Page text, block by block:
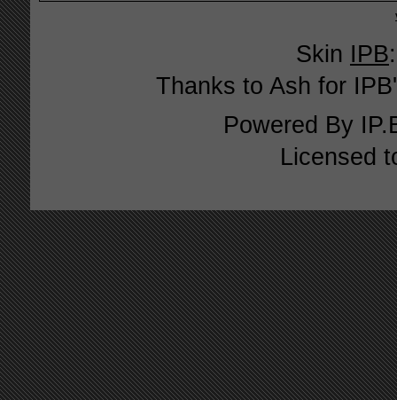
Skin IPB
Thanks to Ash for
Powered By
Licensed